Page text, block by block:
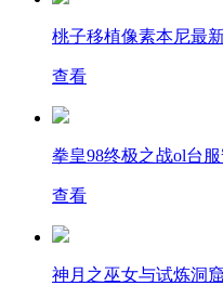
桃子移植像素本尼最
查看
拳皇98终极之战ol台
查看
神月之巫女与试炼洞